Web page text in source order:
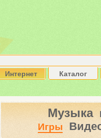
Интернет Каталог
Музыка
Игры